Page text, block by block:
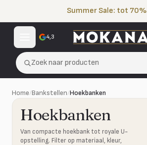
Summer Sale: tot 70%
4,3
Zoek naar producten
Home/Bankstellen/Hoekbanken
Hoekbanken
Van compacte hoekbank tot royale U-
opstelling. Filter op materiaal, kleur,